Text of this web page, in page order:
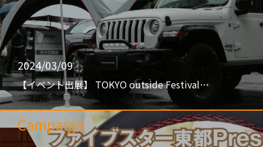
2024/03/09
【イベント出展】 TOKYO outside Festival…
Campaign